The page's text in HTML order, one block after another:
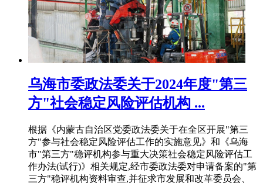
乌海市委政法委关于2024年度"第三
方"社会稳定风险评估机构 ...
根据《内蒙古自治区党委政法委关于在全区开展"第三
方"参与社会稳定风险评估工作的实施意见》和《乌海
市"第三方"稳评机构参与重大决策社会稳定风险评估工
作办法(试行)》相关规定,经市委政法委对申请备案的"第
三方"稳评机构资料审查,并征求市发展和改革委员会、